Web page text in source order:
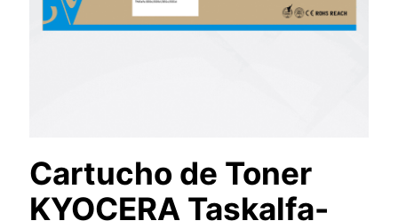
Cartucho de Toner
KYOCERA Taskalfa-